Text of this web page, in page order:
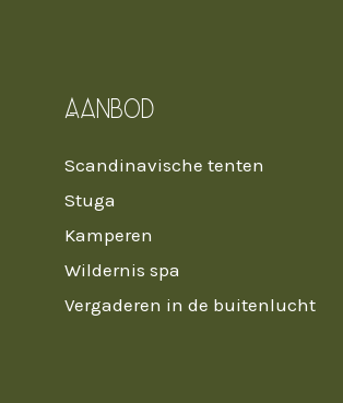
Aanbod
Scandinavische tenten
Stuga
Kamperen
Wildernis spa
Vergaderen in de buitenlucht